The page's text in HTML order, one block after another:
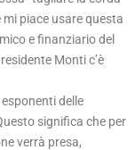
piace usare questa
e finanziario del
Monti c’è
delle
significa che per
verrà presa,